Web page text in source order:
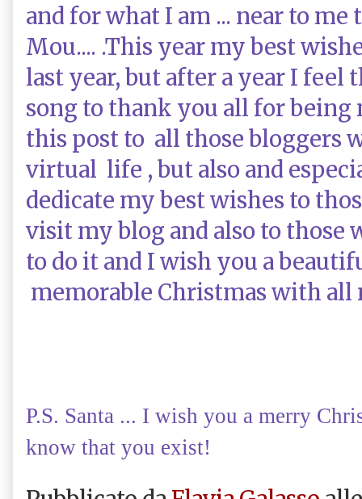
and for what I am ... near to me
Mou.... .This year my best
last year, but after a year I feel
song to thank you all for being
this post to all those bloggers
virtual life , but also and
dedicate my best wishes to
visit my blog and also to those
to do it and I wish you a
memorable Christmas with all
P.S. Santa ... I wish you a merry
know that you exist!